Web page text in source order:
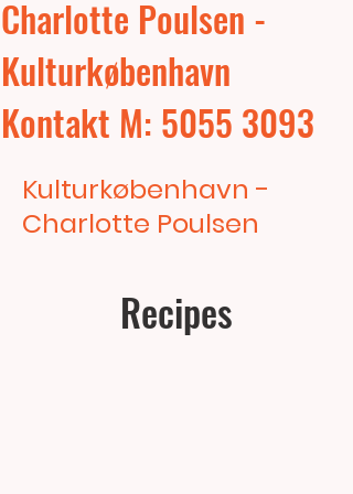
Charlotte Poulsen -
Kulturkøbenhavn
Kontakt M: 5055 3093
Kulturkøbenhavn -
Charlotte Poulsen
Recipes